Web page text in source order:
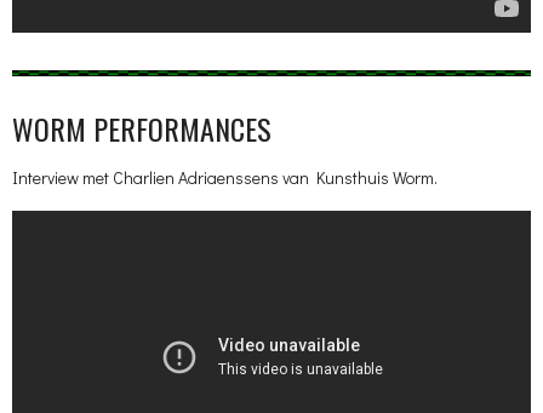
WORM PERFORMANCES
Interview met Charlien Adriaenssens van Kunsthuis Worm.